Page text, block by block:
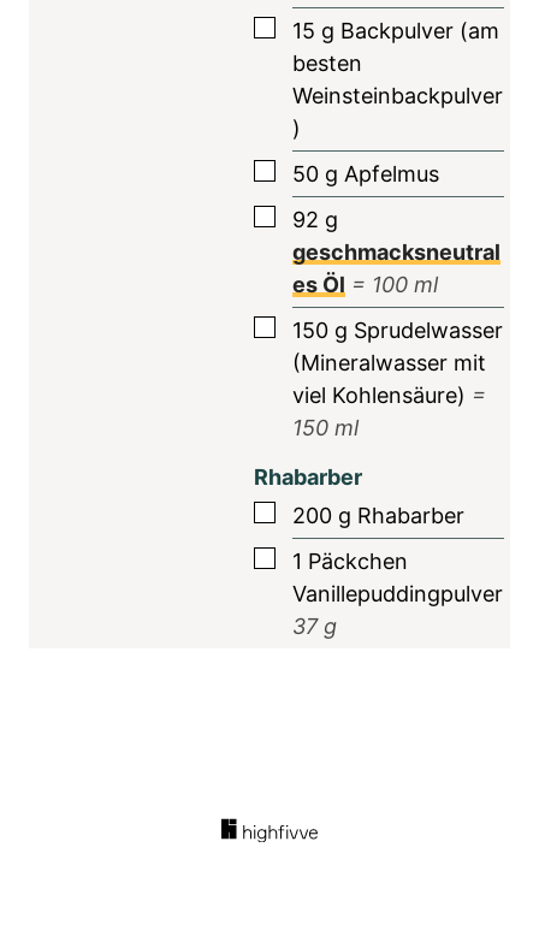
▢
15 g Backpulver (am
besten
Weinsteinbackpulver
)
▢
50 g Apfelmus
▢
92 g
geschmacksneutral
es Öl = 100 ml
▢
150 g Sprudelwasser
(Mineralwasser mit
viel Kohlensäure) =
150 ml
Rhabarber
▢
200 g Rhabarber
▢
1 Päckchen
Vanillepuddingpulver
37g